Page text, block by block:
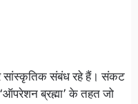
सांस्कृतिक संबंध रहे हैं। संकट
ब्रह्मा’ के तहत जो